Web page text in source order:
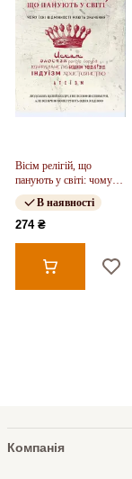
Вісім релігій, що
панують у світі: чому
їхні відмінності мають
значенняВ наявності
274 ₴
Компанія